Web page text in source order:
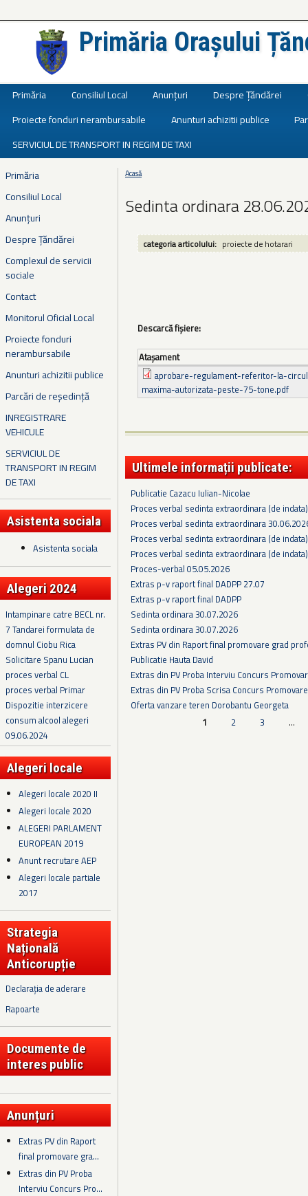
Primăria Orașului
Primăria Consiliul Local Anunțuri Despre Țăndărei
Proiecte fonduri nerambursabile
Anunturi achizitii publice
SERVICIUL DE TRANSPORT IN REGIM DE TAXI
Primăria
Consiliul Local
Anunțuri
Despre Țăndărei
Complexul de servicii
sociale
Contact
Monitorul Oficial Local
Proiecte fonduri
nerambursabile
Anunturi achizitii publice
Parcări de reședință
INREGISTRARE
VEHICULE
SERVICIUL DE
TRANSPORT IN REGIM
DE TAXI
Asistenta sociala
Asistenta sociala
Alegeri 2024
Intampinare catre BECL nr.
7 Tandarei formulata de
domnul Ciobu Rica
Solicitare Spanu Lucian
proces verbal CL
proces verbal Primar
Dispozitie interzicere
consum alcool alegeri
09.06.2024
Alegeri locale
Alegeri locale 2020 II
Alegeri locale 2020
ALEGERI PARLAMENT
EUROPEAN 2019
Anunt recrutare AEP
Alegeri locale partiale
2017
Strategia
Națională
Anticorupție
Declarația de aderare
Rapoarte
Documente de
interes public
Anunțuri
Extras PV din Raport
final promovare gra...
Extras din PV Proba
Interviu Concurs Pro...
Eşti aici
Acasă
Sedinta ordinara
categoria articolului: proiecte de hotarari
Descarcă fișiere:
Ataşament
aprobare-regulament-referitor-la-
maxima-autorizata-peste-75-tone.pdf
Ultimele informații publicate:
Publicatie Cazacu Iulian-Nicolae
Proces verbal sedinta extraordinara (de
Proces verbal sedinta extraordinara
Proces verbal sedinta extraordinara (de
Proces verbal sedinta extraordinara (de
Proces-verbal 05.05.2026
Extras p-v raport final DADPP 27.07
Extras p-v raport final DADPP
Sedinta ordinara 30.07.2026
Sedinta ordinara 30.07.2026
Extras PV din Raport final promovare grad
Publicatie Hauta David
Extras din PV Proba Interviu Concurs
Extras din PV Proba Scrisa Concurs
Oferta vanzare teren Dorobantu Georgeta
1 2 3 …